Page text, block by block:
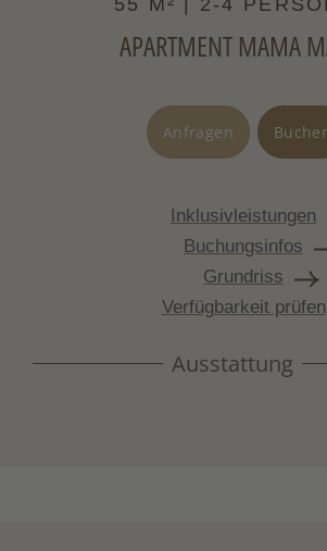
Böden aus Naturstein und Holz
APARTMENT MAMA
Anfragen
Inklusivleistungen
Buchungsinfos
Grundriss
Verfügbarkeit prüfen
Ausstattung